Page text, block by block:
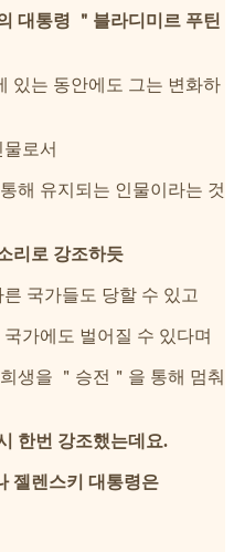
대통령 ＂블라디미르 푸틴
있는 동안에도 그는 변화하
로서
해 유지되는 인물이라는 것
리로 강조하듯
국가들도 당할 수 있고
가에도 벌어질 수 있다며
생을 ＂승전＂을 통해 멈춰
한번 강조했는데요.
젤렌스키 대통령은